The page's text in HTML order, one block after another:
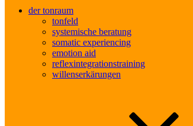
der tonraum
tonfeld
systemische beratung
somatic experiencing
emotion aid
reflexintegrationstraining
willenserkärungen